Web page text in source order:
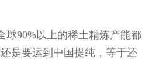
球90%以上的稀土精炼产能都
是要运到中国提纯，等于还